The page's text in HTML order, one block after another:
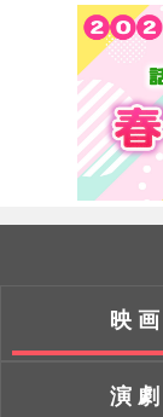
映画
演劇